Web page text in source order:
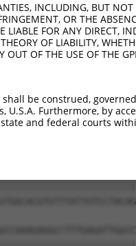
INCLUDING, BUT
OR THE
LIABLE FOR ANY DIRECT,
OF LIABILITY,
OF THE USE OF THE
be construed,
U.S.A. Furthermore, by
and federal courts